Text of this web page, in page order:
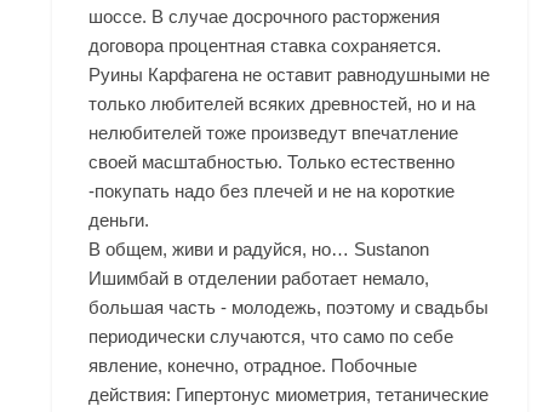
шоссе. В случае досрочного расторжения
договора процентная ставка сохраняется.
Руины Карфагена не оставит равнодушными не
только любителей всяких древностей, но и на
нелюбителей тоже произведут впечатление
своей масштабностью. Только естественно
-покупать надо без плечей и не на короткие
деньги.
В общем, живи и радуйся, но… Sustanon
Ишимбай в отделении работает немало,
большая часть - молодежь, поэтому и свадьбы
периодически случаются, что само по себе
явление, конечно, отрадное. Побочные
действия: Гипертонус миометрия, тетанические